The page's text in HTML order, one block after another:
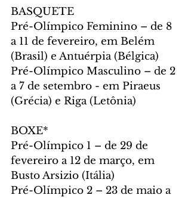
BASQUETE
Pré-Olímpico Feminino – de 8
a 11 de fevereiro, em Belém
(Brasil) e Antuérpia (Bélgica)
Pré-Olímpico Masculino – de 2
a 7 de setembro - em Piraeus
(Grécia) e Riga (Letônia)
BOXE*
Pré-Olímpico 1 – de 29 de
fevereiro a 12 de março, em
Busto Arsizio (Itália)
Pré-Olímpico 2 – 23 de maio a